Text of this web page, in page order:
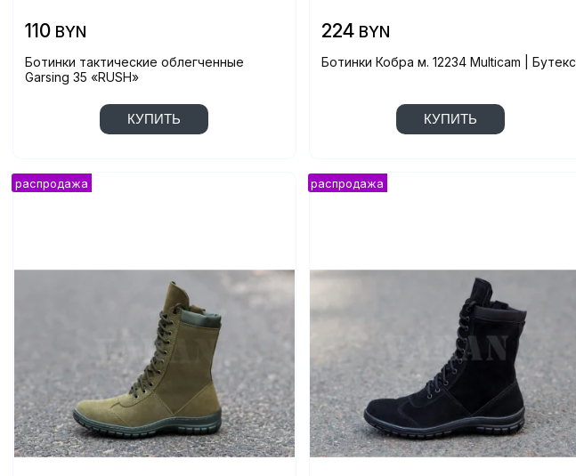
Ботинки тактические облегченные
Garsing 35 «RUSH»
110 BYN
КУПИТЬ
Ботинки Кобра м. 12234 Multicam | Бутекс
224 BYN
КУПИТЬ